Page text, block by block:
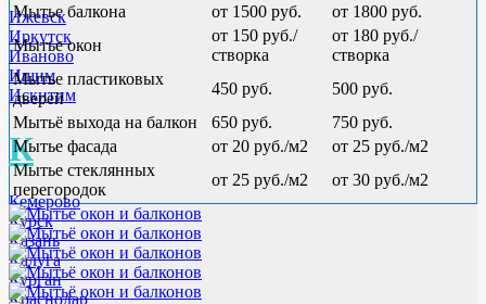
Ижевск
Иркутск
Иваново
Ишим
Искитим
К
Кемерово
Курск
Казань
Калуга
Курган
Краснодар
Мытье балкона
от 1500 руб.
от 1800 руб.
Мытье окон
от 150 руб./
створка
от 180 руб./
створка
Мытье пластиковых
дверей
450 руб.
500 руб.
Мытьё выхода на балкон
650 руб.
750 руб.
Мытье фасада
от 20 руб./м2
от 25 руб./м2
Мытье стеклянных
перегородок
от 25 руб./м2 от 30 руб./м2